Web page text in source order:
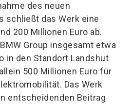
des neuen
schließt das Werk eine
200 Millionen Euro ab.
Group insgesamt etwa
in den Standort Landshut
500 Millionen Euro für
Das Werk
entscheidenden Beitrag